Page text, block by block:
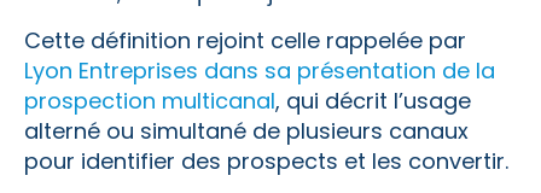
Cette définition rejoint celle rappelée par
Lyon Entreprises dans sa présentation de la
prospection multicanal, qui décrit l’usage
alterné ou simultané de plusieurs canaux
pour identifier des prospects et les convertir.